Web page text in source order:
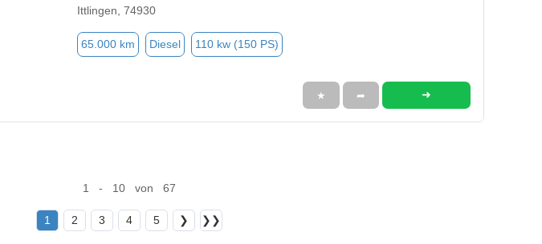
Ittlingen, 74930
65.000 km Diesel 110 kw (150 PS)
★ ➦ ➜
1 - 10 von 67
1 2 3 4 5 ❯ ❯❯